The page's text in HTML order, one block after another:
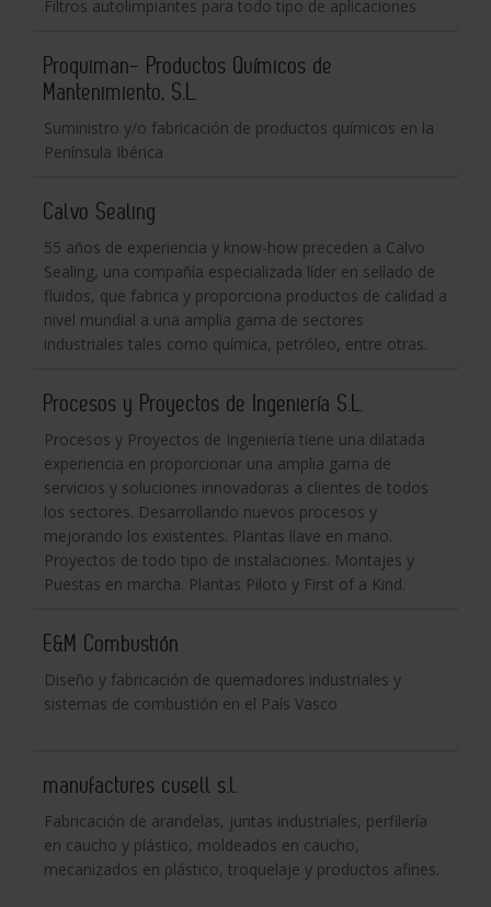
Filtros autolimpiantes para todo tipo de aplicaciones
Proquiman- Productos Químicos de
Mantenimiento, S.L.
Suministro y/o fabricación de productos químicos en la
Península Ibérica
Calvo Sealing
55 años de experiencia y know-how preceden a Calvo
Sealing, una compañía especializada líder en sellado de
fluidos, que fabrica y proporciona productos de calidad a
nivel mundial a una amplia gama de sectores
industriales tales como química, petróleo, entre otras.
Procesos y Proyectos de Ingeniería S.L.
Procesos y Proyectos de Ingeniería tiene una dilatada
experiencia en proporcionar una amplia gama de
servicios y soluciones innovadoras a clientes de todos
los sectores. Desarrollando nuevos procesos y
mejorando los existentes. Plantas llave en mano.
Proyectos de todo tipo de instalaciones. Montajes y
Puestas en marcha. Plantas Piloto y First of a Kind.
E&M Combustión
Diseño y fabricación de quemadores industriales y
sistemas de combustión en el País Vasco
manufactures cusell s.l.
Fabricación de arandelas, juntas industriales, perfilería
en caucho y plástico, moldeados en caucho,
mecanizados en plástico, troquelaje y productos afines.